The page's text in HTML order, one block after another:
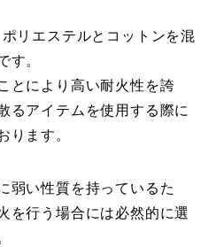
リエステルとコットンを混
す。
とにより高い耐火性を誇
るアイテムを使用する際に
ります。
弱い性質を持っているた
を行う場合には必然的に選